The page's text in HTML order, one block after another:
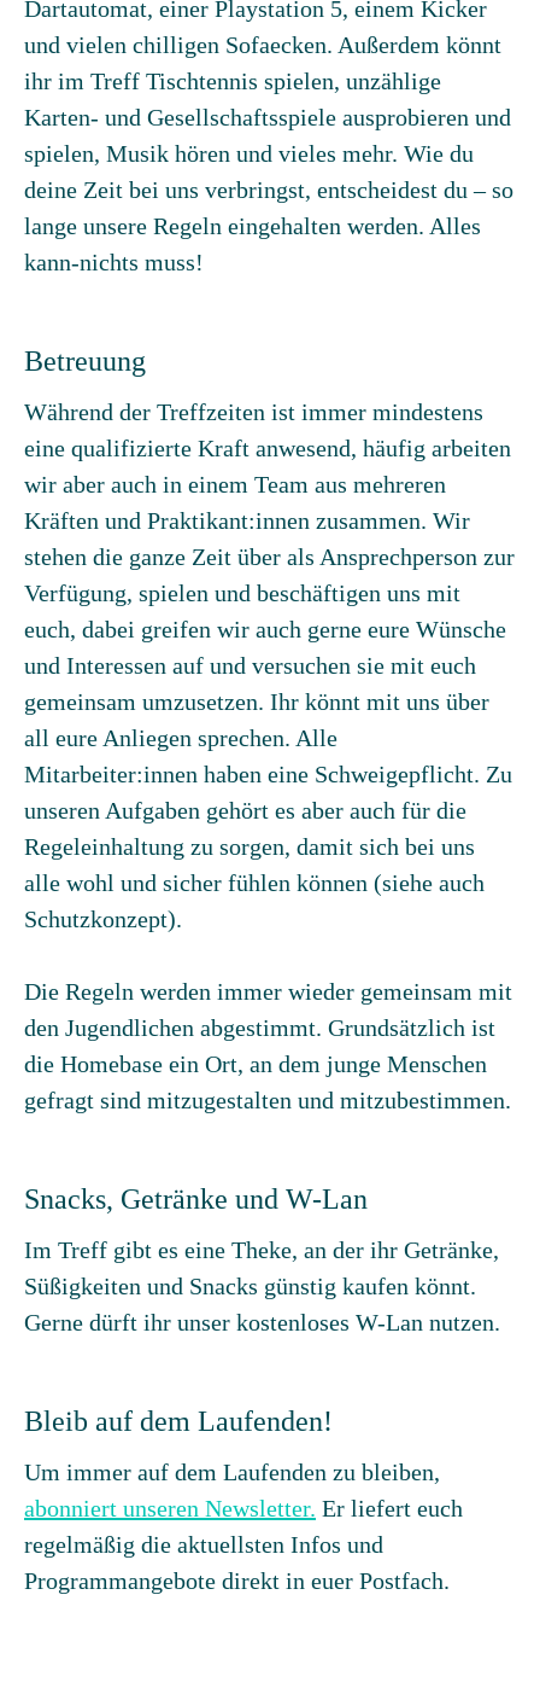
Dartautomat, einer Playstation 5, einem Kicker
und vielen chilligen Sofaecken. Außerdem könnt
ihr im Treff Tischtennis spielen, unzählige
Karten- und Gesellschaftsspiele ausprobieren und
spielen, Musik hören und vieles mehr. Wie du
deine Zeit bei uns verbringst, entscheidest du – so
lange unsere Regeln eingehalten werden. Alles
kann-nichts muss!
Betreuung
Während der Treffzeiten ist immer mindestens
eine qualifizierte Kraft anwesend, häufig arbeiten
wir aber auch in einem Team aus mehreren
Kräften und Praktikant:innen zusammen. Wir
stehen die ganze Zeit über als Ansprechperson zur
Verfügung, spielen und beschäftigen uns mit
euch, dabei greifen wir auch gerne eure Wünsche
und Interessen auf und versuchen sie mit euch
gemeinsam umzusetzen. Ihr könnt mit uns über
all eure Anliegen sprechen. Alle
Mitarbeiter:innen haben eine Schweigepflicht. Zu
unseren Aufgaben gehört es aber auch für die
Regeleinhaltung zu sorgen, damit sich bei uns
alle wohl und sicher fühlen können (siehe auch
Schutzkonzept).
Die Regeln werden immer wieder gemeinsam mit
den Jugendlichen abgestimmt. Grundsätzlich ist
die Homebase ein Ort, an dem junge Menschen
gefragt sind mitzugestalten und mitzubestimmen.
Snacks, Getränke und W-Lan
Im Treff gibt es eine Theke, an der ihr Getränke,
Süßigkeiten und Snacks günstig kaufen könnt.
Gerne dürft ihr unser kostenloses W-Lan nutzen.
Bleib auf dem Laufenden!
Um immer auf dem Laufenden zu bleiben,
abonniert unseren Newsletter. Er liefert euch
regelmäßig die aktuellsten Infos und
Programmangebote direkt in euer Postfach.